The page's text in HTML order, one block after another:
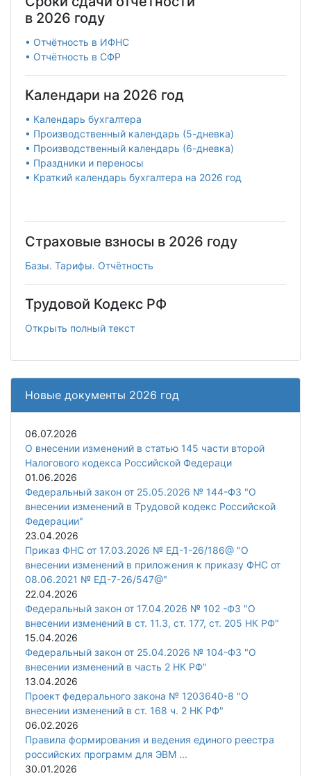
в 2026 году
• Отчётность в ИФНС
• Отчётность в СФР
Календари на 2026 год
• Календарь бухгалтера
• Производственный календарь (5-дневка)
• Производственный календарь (6-дневка)
• Праздники и переносы
• Краткий календарь бухгалтера на 2026 год
Страховые взносы в 2026 году
Базы. Тарифы. Отчётность
Трудовой Кодекс РФ
Открыть полный текст
Новые документы 2026 год
06.07.2026
О внесении изменений в статью 145 части второй
Налогового кодекса Российской Федераци
01.06.2026
Федеральный закон от 25.05.2026 № 144-ФЗ "О
внесении изменений в Трудовой кодекс Российской
Федерации"
23.04.2026
Приказ ФНС от 17.03.2026 № ЕД-1-26/186@ "О
внесении изменений в приложения к приказу ФНС от
08.06.2021 № ЕД-7-26/547@"
22.04.2026
Федеральный закон от 17.04.2026 № 102 -ФЗ "О
внесении изменений в ст. 11.3, ст. 177, ст. 205 НК РФ"
15.04.2026
Федеральный закон от 25.04.2026 № 104-ФЗ "О
внесении изменений в часть 2 НК РФ"
13.04.2026
Проект федерального закона № 1203640-8 "О
внесении изменений в ст. 168 ч. 2 НК РФ"
06.02.2026
Правила формирования и ведения единого реестра
российских программ для ЭВМ ...
30.01.2026